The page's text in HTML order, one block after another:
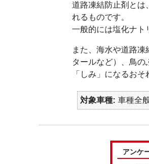
道路凍結防止剤とは
れるものです。
一般的には塩化ナト
また、海水や道路
タールなど）、鳥の
「しみ」になるお
対象車種 車種全
アンケ